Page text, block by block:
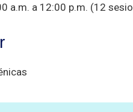
a.m. a 12:00 p.m. (12